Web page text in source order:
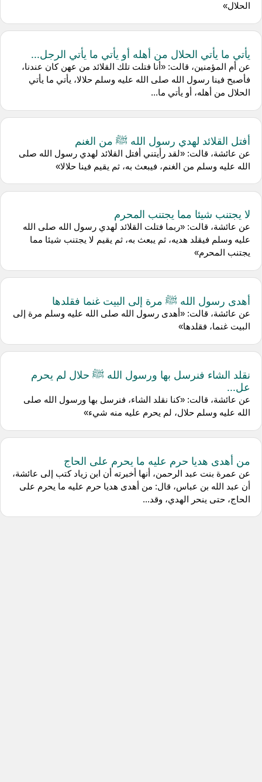
الحلال»
يأتي ما يأتي الحلال من أهله أو يأتي ما يأتي الرجل...
عن أم المؤمنين، قالت: «أنا فتلت تلك القلائد من عهن كان عندنا،
فأصبح فينا رسول الله صلى الله عليه وسلم حلالا، يأتي ما يأتي
الحلال من أهله، أو يأتي ما...
أفتل القلائد لهدي رسول الله ﷺ من الغنم
عن عائشة، قالت: «لقد رأيتني أفتل القلائد لهدي رسول الله صلى
الله عليه وسلم من الغنم، فيبعث به، ثم يقيم فينا حلالا»
لا يجتنب شيئا مما يجتنب المحرم
عن عائشة، قالت: «ربما فتلت القلائد لهدي رسول الله صلى الله
عليه وسلم فيقلد هديه، ثم يبعث به، ثم يقيم لا يجتنب شيئا مما
يجتنب المحرم»
أهدى رسول الله ﷺ مرة إلى البيت غنما فقلدها
عن عائشة، قالت: «أهدى رسول الله صلى الله عليه وسلم مرة إلى
البيت غنما، فقلدها»
نقلد الشاء فنرسل بها ورسول الله ﷺ حلال لم يحرم
عل...
عن عائشة، قالت: «كنا نقلد الشاء، فنرسل بها ورسول الله صلى
الله عليه وسلم حلال، لم يحرم عليه منه شيء»
من أهدى هديا حرم عليه ما يحرم على الحاج
عن عمرة بنت عبد الرحمن، أنها أخبرته أن ابن زياد كتب إلى عائشة،
أن عبد الله بن عباس، قال: من أهدى هديا حرم عليه ما يحرم على
الحاج، حتى ينحر الهدي، وقد...